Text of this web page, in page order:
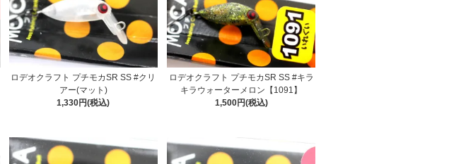
ロデオクラフト プチモカSR SS #クリ
アー(マット)
1,330円(税込)
ロデオクラフト プチモカSR SS #キラ
キラウォーターメロン【1091】
1,500円(税込)